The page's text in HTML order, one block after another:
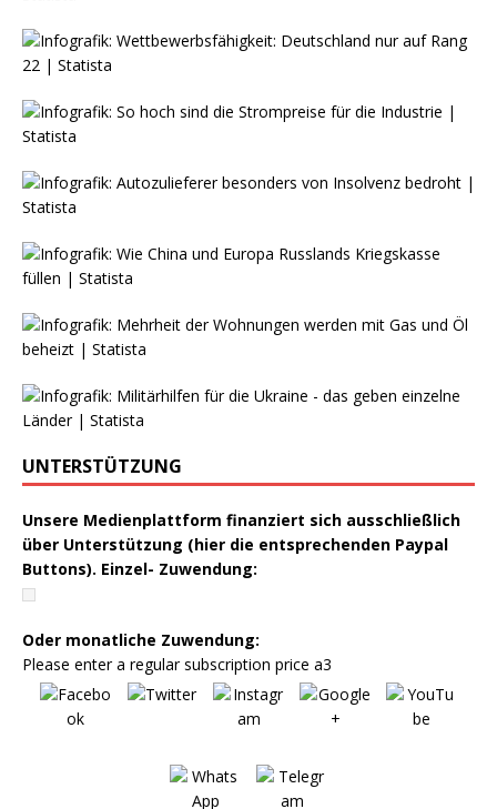
UNTERSTÜTZUNG
Unsere Medienplattform finanziert sich ausschließlich
über Unterstützung (hier die entsprechenden Paypal
Buttons). Einzel- Zuwendung:
Oder monatliche Zuwendung:
Please enter a regular subscription price a3